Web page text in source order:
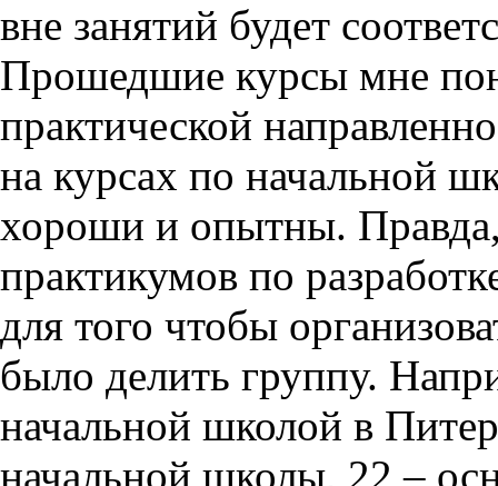
вне занятий будет
Прошедшие курсы мне
практической
на курсах по начальной
хороши и опытны. Правда,
практикумов по
для того чтобы
было делить группу.
начальной школой в
начальной школы, 22 –